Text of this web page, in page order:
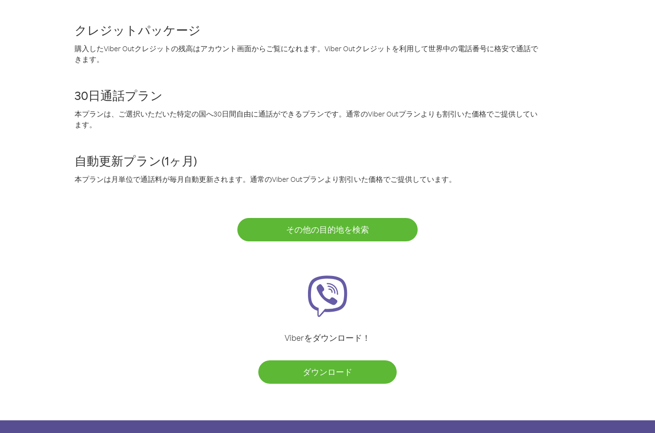
クレジットパッケージ
購入したViber Outクレジットの残高はアカウント画面からご覧になれます。Viber Outクレジットを利用して世界中の電話番号に格安で通話で
きます。
30日通話プラン
本プランは、ご選択いただいた特定の国へ30日間自由に通話ができるプランです。通常のViber Outプランよりも割引いた価格でご提供してい
ます。
自動更新プラン(1ヶ月)
本プランは月単位で通話料が毎月自動更新されます。通常のViber Outプランより割引いた価格でご提供しています。
その他の目的地を検索
Viberをダウンロード！
ダウンロード